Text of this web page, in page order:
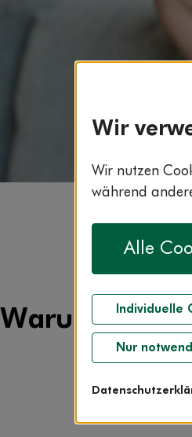
Warum
Wir
Wir nutzen
während
Alle
Individuelle
Nur